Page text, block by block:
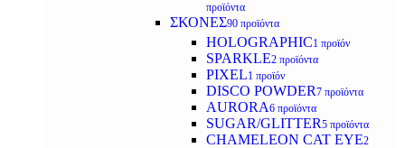
προϊόντα
ΣΚΟΝΕΣ90 προϊόντα
HOLOGRAPHIC1 προϊόν
SPARKLE2 προϊόντα
PIXEL1 προϊόν
DISCO POWDER7 προϊόντα
AURORA6 προϊόντα
SUGAR/GLITTER5 προϊόντα
CHAMELEON CAT EYE2